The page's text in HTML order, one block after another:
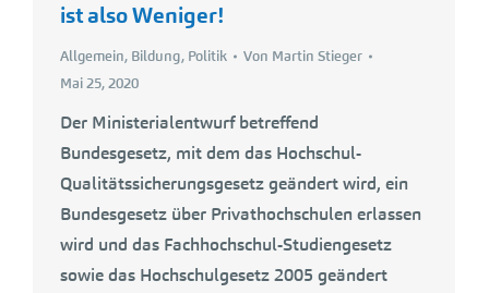
ist also Weniger!
Allgemein, Bildung, Politik Von Martin Stieger
Mai 25, 2020
Der Ministerialentwurf betreffend
Bundesgesetz, mit dem das Hochschul-
Qualitätssicherungsgesetz geändert wird, ein
Bundesgesetz über Privathochschulen erlassen
wird und das Fachhochschul-Studiengesetz
sowie das Hochschulgesetz 2005 geändert